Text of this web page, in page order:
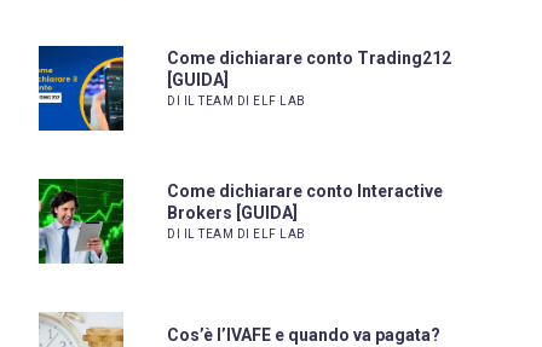
Come dichiarare conto Trading212
[GUIDA]
DI IL TEAM DI ELF LAB
Come dichiarare conto Interactive
Brokers [GUIDA]
DI IL TEAM DI ELF LAB
Cos’è l’IVAFE e quando va pagata?